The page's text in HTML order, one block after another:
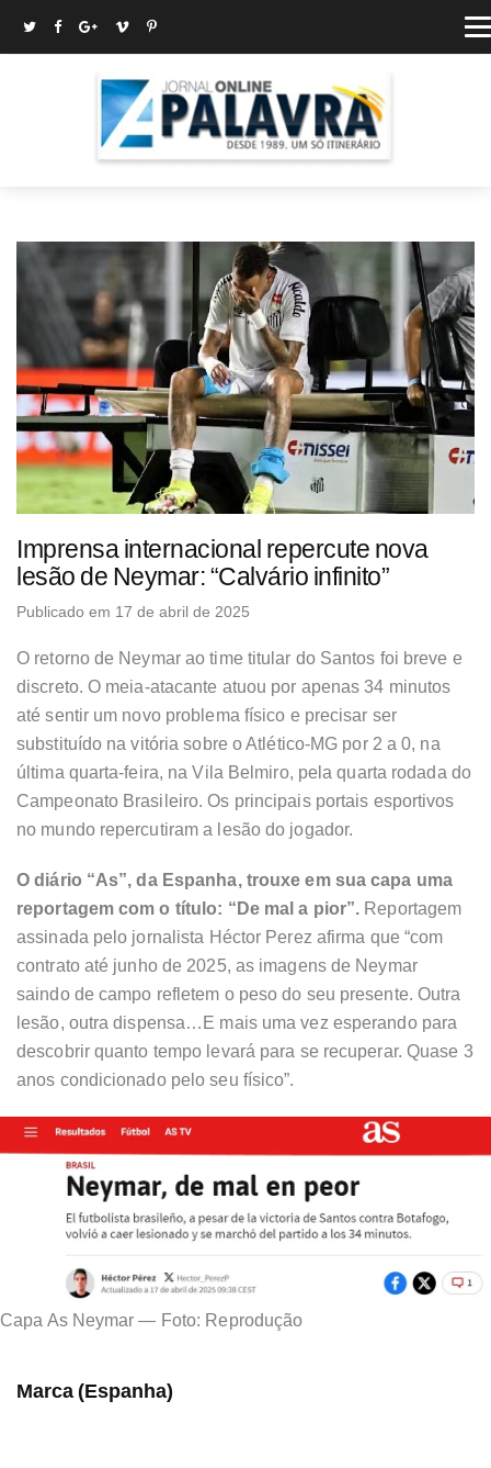
Imprensa internacional repercute nova
lesão de Neymar: “Calvário infinito”
Publicado em 17 de abril de 2025
O retorno de Neymar ao time titular do Santos foi breve e
discreto. O meia-atacante atuou por apenas 34 minutos
até sentir um novo problema físico e precisar ser
substituído na vitória sobre o Atlético-MG por 2 a 0, na
última quarta-feira, na Vila Belmiro, pela quarta rodada do
Campeonato Brasileiro. Os principais portais esportivos
no mundo repercutiram a lesão do jogador.
O diário “As”, da Espanha, trouxe em sua capa uma
reportagem com o título: “De mal a pior”. Reportagem
assinada pelo jornalista Héctor Perez afirma que “com
contrato até junho de 2025, as imagens de Neymar
saindo de campo refletem o peso do seu presente. Outra
lesão, outra dispensa…E mais uma vez esperando para
descobrir quanto tempo levará para se recuperar. Quase 3
anos condicionado pelo seu físico”.
Capa As Neymar — Foto: Reprodução
Marca (Espanha)